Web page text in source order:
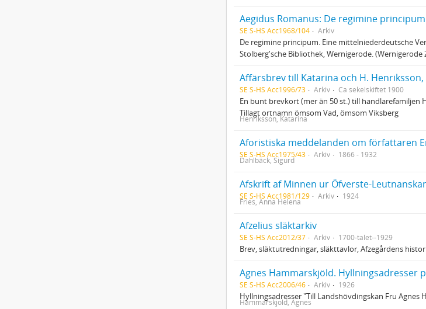
Aegidus Romanus: De regimine
SE S-HS Acc1968/104 Arkiv
De regimine principum. Eine mittelniederdeutsche
Stolberg'sche Bibliothek, Wernigerode. (Wernigerode
Affärsbrev till Katarina och H.
SE S-HS Acc1996/73 Arkiv Ca sekelskiftet 1900
En bunt brevkort (mer än 50 st.) till handlarefamiljen
Tillagt ortnamn ömsom Vad, ömsom Viksberg
Henriksson, Katarina
Aforistiska meddelanden om författaren
SE S-HS Acc1975/43 Arkiv 1866 - 1932
Dahlbäck, Sigurd
SE S-HS Acc1981/129 Arkiv 1924
Fries, Anna Helena
Afzelius släktarkiv
SE S-HS Acc2012/37 Arkiv 1700-talet--1929
Brev, släktutredningar, släkttavlor, Afzegårdens
Agnes Hammarskjöld. Hyllningsadresser
SE S-HS Acc2006/46 Arkiv 1926
Hyllningsadresser "Till Landshövdingskan Fru
Hammarskjöld, Agnes